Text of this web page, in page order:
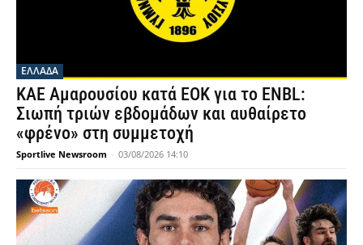
ΕΛΛΑΔΑ
ΚΑΕ Αμαρουσίου κατά ΕΟΚ για το ENBL:
Σιωπή τριών εβδομάδων και αυθαίρετο
«φρένο» στη συμμετοχή
Sportlive Newsroom - 03/08/2026 14:10